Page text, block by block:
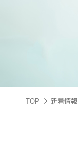
TOP 新着情報